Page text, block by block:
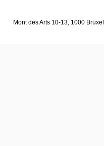
Mont des Arts 10-13, 1000